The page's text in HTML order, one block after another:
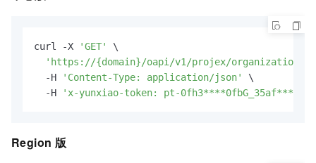
curl -X 'GET'
\
'https://{domain}/oapi/v1/projex/
  -H
'Content-Type: application/json'
\
  -H
'x-yunxiao-token: pt-
Region 版